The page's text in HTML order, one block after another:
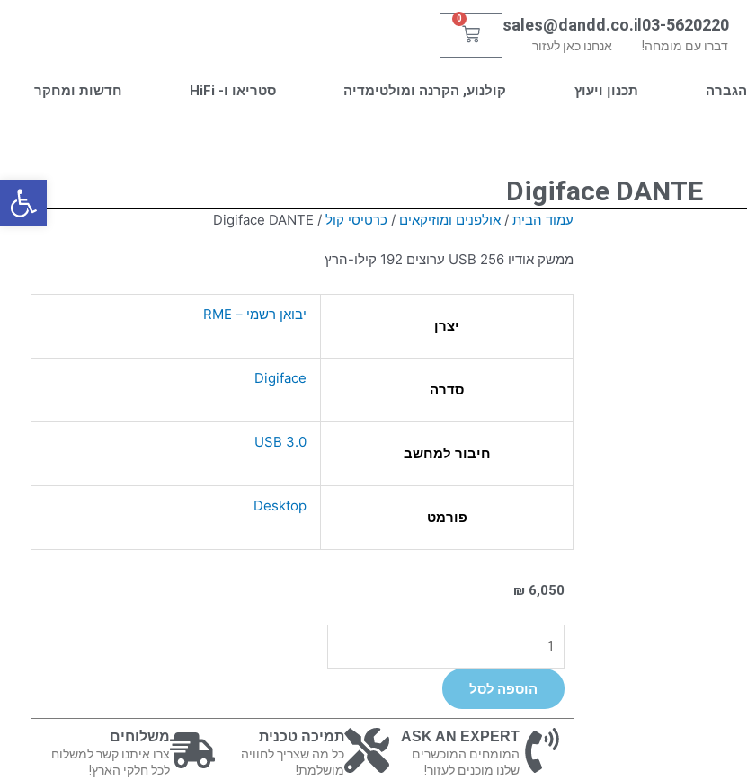
03-5620220
דברו עם מומחה!
sales@dandd.co.il
אנחנו כאן לעזור
0
עגלת
הגברה תכנון ויעוץ קולנוע, הקרנה ומולטימדיה סטריאו ו- HiFi חדשות ומחקר
Digiface DANTE
עמוד הבית/ אולפנים ומוזיקאים / כרטיסי קול/ Digiface DANTE
ממשק אודיו USB 256 ערוצים 192 קילו-הרץ
יצרן
יבואן רשמי – RME
סדרה
Digiface
חיבור למחשב
USB 3.0
פורמט
Desktop
₪ 6,050
של
Digiface
DANTE
הוספה לסל
ASK AN EXPERT
המומחים המוכשרים
שלנו מוכנים לעזור!
תמיכה טכנית
כל מה שצריך לחוויה
מושלמת!
משלוחים
צרו איתנו קשר למשלוח
לכל חלקי הארץ!
פתח